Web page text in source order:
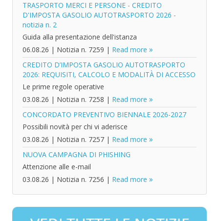
TRASPORTO MERCI E PERSONE - CREDITO
D'IMPOSTA GASOLIO AUTOTRASPORTO 2026 -
notizia n. 2
Guida alla presentazione dell'istanza
06.08.26 | Notizia n. 7259 | Read more
CREDITO D’IMPOSTA GASOLIO AUTOTRASPORTO
2026: REQUISITI, CALCOLO E MODALITÀ DI ACCESSO
Le prime regole operative
03.08.26 | Notizia n. 7258 | Read more
CONCORDATO PREVENTIVO BIENNALE 2026-2027
Possibili novità per chi vi aderisce
03.08.26 | Notizia n. 7257 | Read more
NUOVA CAMPAGNA DI PHISHING
Attenzione alle e-mail
03.08.26 | Notizia n. 7256 | Read more